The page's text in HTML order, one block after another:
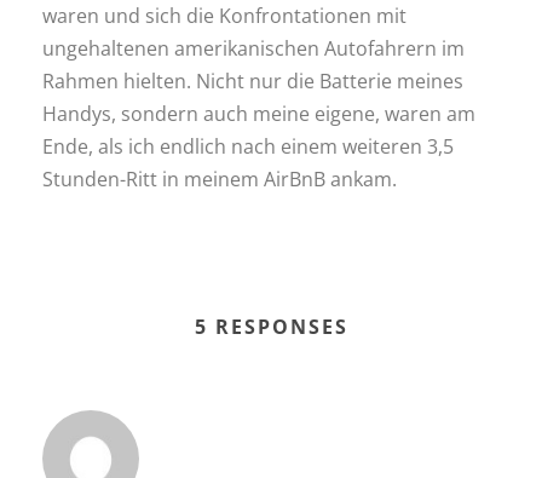
waren und sich die Konfrontationen mit
ungehaltenen amerikanischen Autofahrern im
Rahmen hielten. Nicht nur die Batterie meines
Handys, sondern auch meine eigene, waren am
Ende, als ich endlich nach einem weiteren 3,5
Stunden-Ritt in meinem AirBnB ankam.
5 RESPONSES